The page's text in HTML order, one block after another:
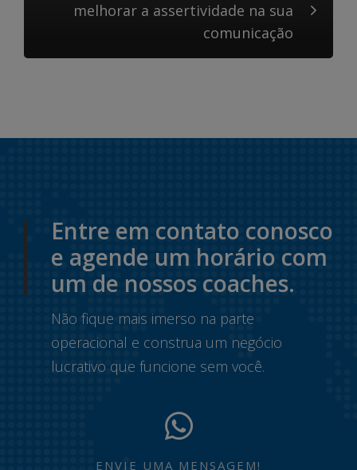
melhorar a assertividade na sua
comunicação
Entre em contato conosco
e agende um horário com
um de nossos coaches.
Não fique mais imerso na parte
operacional e construa um negócio
lucrativo que funcione sem você.
ENVIE UMA MENSAGEM!